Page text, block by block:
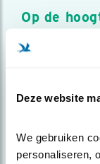
Deze website
We gebruiken
personaliseren,
Op de
Meld je aan en
over vogels en